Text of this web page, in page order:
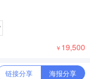
￥ 19,500
链接分享 海报分享